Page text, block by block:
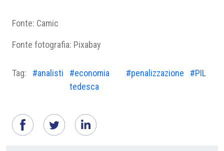
Fonte: Camic
Fonte fotografia: Pixabay
Tag: #analisti
#economia
tedesca
#penalizzazione #PIL